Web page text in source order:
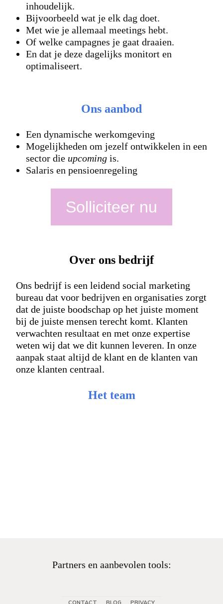
inhoudelijk.
Bijvoorbeeld wat je elk dag doet.
Met wie je allemaal meetings hebt.
Of welke campagnes je gaat draaien.
En dat je deze dagelijks monitort en
optimaliseert.
Ons aanbod
Een dynamische werkomgeving
Mogelijkheden om jezelf ontwikkelen in een
sector die upcoming is.
Salaris en pensioenregeling
Solliciteer nu
Over ons bedrijf
Ons bedrijf is een leidend social marketing
bureau dat voor bedrijven en organisaties zorgt
dat de juiste boodschap op het juiste moment
bij de juiste mensen terecht komt. Klanten
verwachten resultaat en met onze expertise
weten wij dat we dit kunnen leveren. In onze
aanpak staat altijd de klant en de klanten van
onze klanten centraal.
Het team
Partners en aanbevolen tools:
CONTACT BLOG PRIVACY